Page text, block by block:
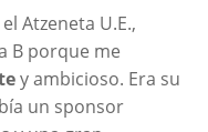
Atzeneta U.E.,
B porque me
y ambicioso. Era su
un sponsor